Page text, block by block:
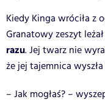
Kiedy Kinga wróciła z
Granatowy zeszyt
razu. Jej twarz nie
że jej tajemnica
– Jak mogłaś? –